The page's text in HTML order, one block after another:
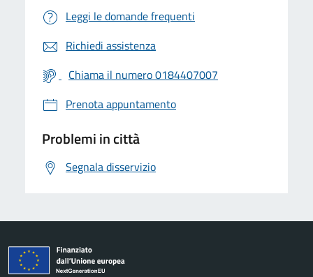
Leggi le domande frequenti
Richiedi assistenza
Chiama il numero 0184407007
Prenota appuntamento
Problemi in città
Segnala disservizio